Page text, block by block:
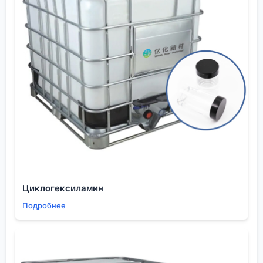
Интерес сейчас смещается в сторону его
модифицированных форм. Кросповидон
(нерастворимая сшитая форма) — это уже
отдельная большая тема, преимущественно для
фармацевтики. Но есть и другие направления.
Например, повидон с привитыми
функциональными группами для направленной
адсорбции или в качестве носителя
катализаторов. Или его композиции с другими
полимерами для создания материалов с заданным
профилем высвобождения — это актуально не
покрытиях или сельском хозяйстве (а это как раз
входит в сферу интересов
отраслей на их сайте, от литий-ионных
Циклогексиламин
Подробнее